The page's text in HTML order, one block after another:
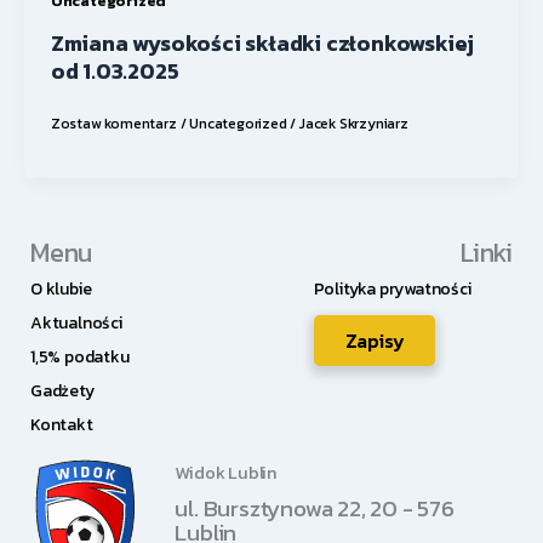
Zmiana wysokości składki członkowskiej
od 1.03.2025
Zostaw komentarz /Uncategorized/Jacek Skrzyniarz
Widok Lublin
ul. Bursztynowa 22, 20 - 576
Lublin
Menu
O klubie
Aktualności
1,5% podatku
Gadżety
Kontakt
Linki
Polityka prywatności
Zapisy